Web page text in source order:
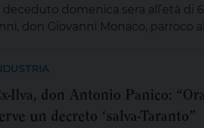
deceduto domenica sera all’età di
don Giovanni Monaco, parroco
per chiunque desideri
e rendergli un ultimo saluto.
Ilva, don Antonio Panico: “Ora
un decreto ‘salva-Taranto”